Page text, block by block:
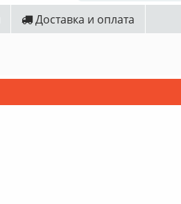
Доставка и оплата